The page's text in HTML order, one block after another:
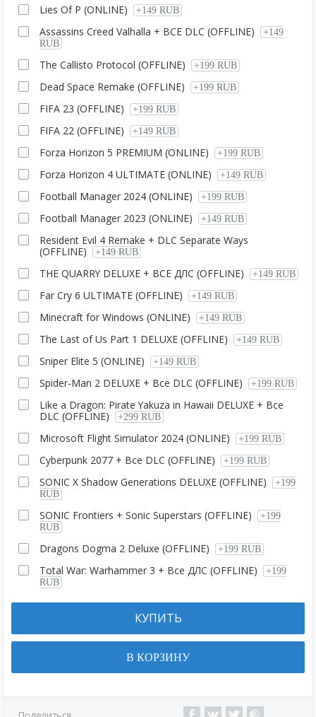
Lies Of P (ONLINE) +149 RUB
Assassins Creed Valhalla + ВСЕ DLC (OFFLINE)
+149
RUB
The Callisto Protocol (OFFLINE) +199 RUB
Dead Space Remake (OFFLINE) +199 RUB
FIFA 23 (OFFLINE) +199 RUB
FIFA 22 (OFFLINE) +149 RUB
Forza Horizon 5 PREMIUM (ONLINE) +199 RUB
Forza Horizon 4 ULTIMATE (ONLINE) +149 RUB
Football Manager 2024 (ONLINE) +199 RUB
Football Manager 2023 (ONLINE) +149 RUB
Resident Evil 4 Remake + DLC Separate Ways
(OFFLINE)
+149 RUB
THE QUARRY DELUXE + ВСЕ ДЛС (OFFLINE) +149 RUB
Far Cry 6 ULTIMATE (OFFLINE) +149 RUB
Minecraft for Windows (ONLINE) +149 RUB
The Last of Us Part 1 DELUXE (OFFLINE) +149 RUB
Sniper Elite 5 (ONLINE) +149 RUB
Spider-Man 2 DELUXE + Все DLC (OFFLINE) +199 RUB
Like a Dragon: Pirate Yakuza in Hawaii DELUXE + Все
DLC (OFFLINE)
+299 RUB
Microsoft Flight Simulator 2024 (ONLINE) +199 RUB
Cyberpunk 2077 + Все DLC (OFFLINE) +199 RUB
SONIC X Shadow Generations DELUXE (OFFLINE)
+199
RUB
SONIC Frontiers + Sonic Superstars (OFFLINE)
+199
RUB
Dragons Dogma 2 Deluxe (OFFLINE) +199 RUB
Total War: Warhammer 3 + Все ДЛС (OFFLINE)
+199
RUB
КУПИТЬ
В КОРЗИНУ